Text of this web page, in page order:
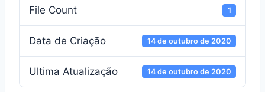
File Count 1
Data de Criação 14 de outubro de 2020
Ultima Atualização 14 de outubro de 2020